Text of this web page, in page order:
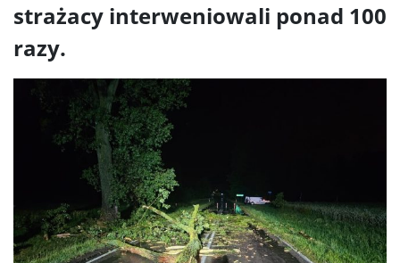
strażacy interweniowali ponad 100
razy.